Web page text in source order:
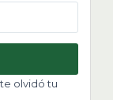
olvidó tu